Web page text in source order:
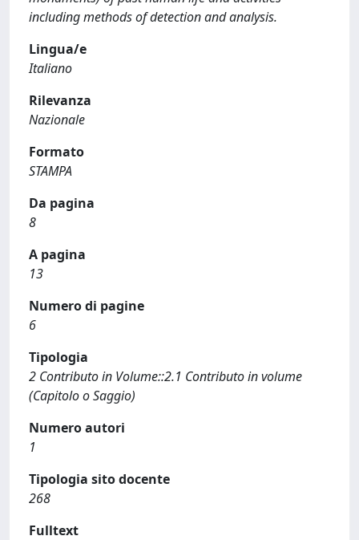
including methods of detection and analysis.
Lingua/e
Italiano
Rilevanza
Nazionale
Formato
STAMPA
Da pagina
8
A pagina
13
Numero di pagine
6
Tipologia
2 Contributo in Volume::2.1 Contributo in volume
(Capitolo o Saggio)
Numero autori
1
Tipologia sito docente
268
Fulltext